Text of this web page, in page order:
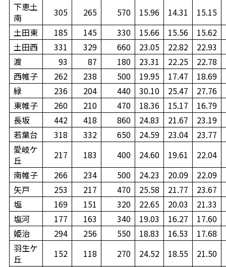
下恵土
南
305 265 570 15.96 14.31
15.15
土田東
185 145 330 15.66 15.56
15.62
土田西
331 329 660 23.05 22.82
22.93
渡
93 87 180 23.31 22.25
22.78
西帷子
262 238 500 19.95 17.47
18.69
緑
236 204 440 30.10 25.47
27.76
東帷子
260 210 470 18.36 15.17
16.79
長坂
442 418 860 24.83 21.67
23.19
若葉台
318 332 650 24.59 23.04
23.77
愛岐ケ
丘
217 183 400 24.60 19.61
22.04
南帷子
266 234 500 24.23 20.09
22.09
矢戸
253 217 470 25.58 21.77
23.67
塩
169 151 320 22.65 20.03
21.33
塩河
177 163 340 19.03 16.27
17.60
姫治
294 256 550 18.83 16.53
17.68
羽生ケ
丘
152 118 270 24.52 18.55
21.50